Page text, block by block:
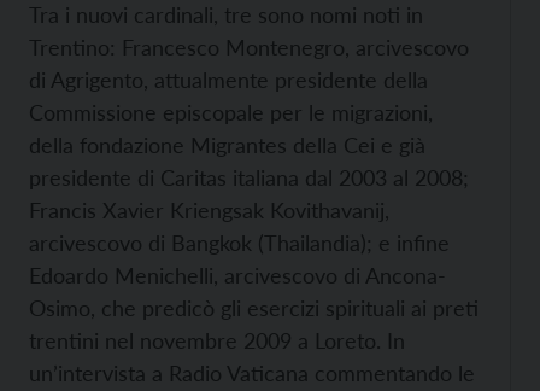
Tra i nuovi cardinali, tre sono nomi noti in
Trentino: Francesco Montenegro, arcivescovo
di Agrigento, attualmente presidente della
Commissione episcopale per le migrazioni,
della fondazione Migrantes della Cei e già
presidente di Caritas italiana dal 2003 al 2008;
Francis Xavier Kriengsak Kovithavanij,
arcivescovo di Bangkok (Thailandia); e infine
Edoardo Menichelli, arcivescovo di Ancona-
Osimo, che predicò gli esercizi spirituali ai preti
trentini nel novembre 2009 a Loreto. In
un’intervista a Radio Vaticana commentando le